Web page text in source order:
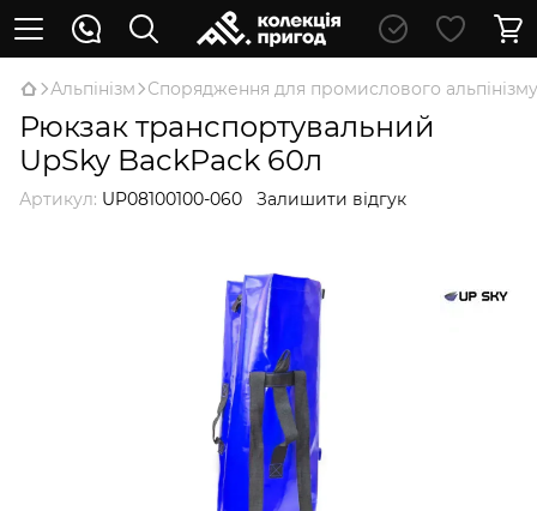
Альпінізм Спорядження для промислового альпінізму
Рюкзак транспортувальний
UpSky BackPack 60л
Артикул: UP08100100-060 Залишити відгук